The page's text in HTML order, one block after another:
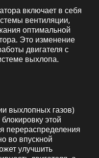
включает в себя
вентиляции,
оптимальной
Это изменение
двигателя с
выхлопа.
выхлопных газов)
этой
перераспределения
во впускной
улучшить